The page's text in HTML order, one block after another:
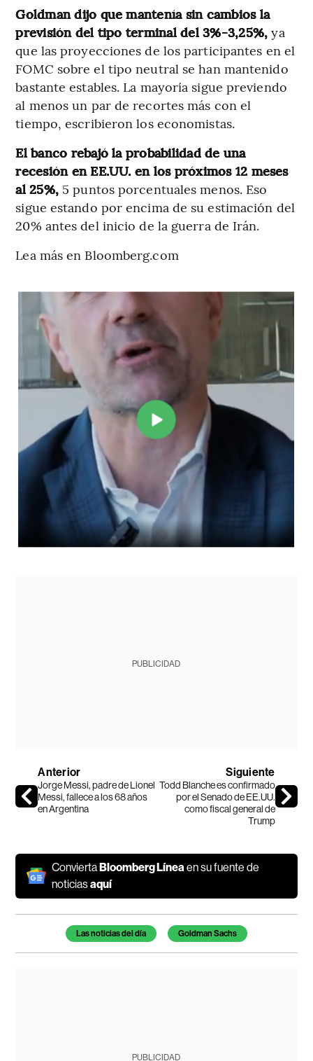
Goldman dijo que mantenía sin cambios la
previsión del tipo terminal del 3%-3,25%,ya
que las proyecciones de los participantes en el
FOMC sobre el tipo neutral se han mantenido
bastante estables. La mayoría sigue previendo
al menos un par de recortes más con el
tiempo, escribieron los economistas.
El banco rebajó la probabilidad de una
recesión en EE.UU. en los próximos 12 meses
al 25%, 5 puntos porcentuales menos. Eso
sigue estando por encima de su estimación del
20% antes del inicio de la guerra de Irán.
Lea más en Bloomberg.com
PUBLICIDAD
Anterior
Jorge Messi, padre de Lionel
Messi, fallece a los 68 años
en Argentina
Siguiente
Todd Blanche es confirmado
por el Senado de EE.UU.
como fiscal general de
Trump
ConviertaBloomberg Línea en su fuente de
noticiasaquí
Temas de este artículo
Las noticias del día Goldman Sachs
PUBLICIDAD